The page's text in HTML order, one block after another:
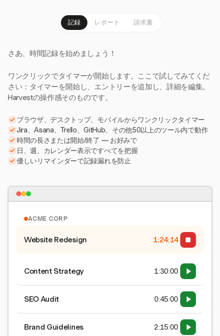
記録 レポート 請求書
さあ、時間記録を始めましょう！
ワンクリックでタイマーが開始します。ここで試してみてくだ
さい：タイマーを開始し、エントリーを追加し、詳細を編集。
Harvestの操作感そのものです。
ブラウザ、デスクトップ、モバイルからワンクリックタイマー
Jira、Asana、Trello、GitHub、その他50以上のツール内で動作
時間の長さまたは開始/終了 — お好みで
日、週、カレンダー表示ですべてを把握
優しいリマインダーで記録漏れを防止
ACME CORP
Website Redesign 1:24:15
Content Strategy 1:30:00
SEO Audit 0:45:00
Brand Guidelines 2:15:00